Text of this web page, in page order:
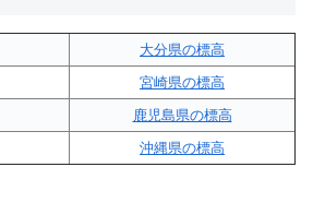
大分県の標高
宮崎県の標高
鹿児島県の標高
沖縄県の標高